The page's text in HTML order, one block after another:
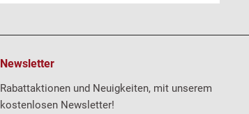
Newsletter
Rabattaktionen und Neuigkeiten, mit unserem
kostenlosen Newsletter!